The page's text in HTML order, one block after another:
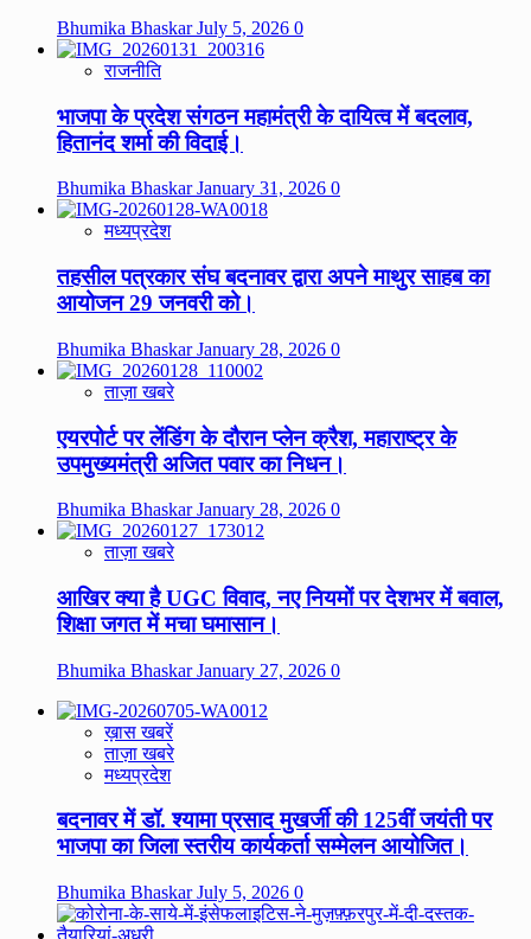
Bhumika BhaskarJuly 5, 2026 0
राजनीति
भाजपा के प्रदेश संगठन महामंत्री के दायित्व में बदलाव,
हितानंद शर्मा की विदाई।
Bhumika BhaskarJanuary 31, 2026 0
मध्यप्रदेश
तहसील पत्रकार संघ बदनावर द्वारा अपने माथुर साहब का
आयोजन 29 जनवरी को।
Bhumika BhaskarJanuary 28, 2026 0
ताज़ा खबरे
एयरपोर्ट पर लेंडिंग के दौरान प्लेन क्रैश, महाराष्ट्र के
उपमुख्यमंत्री अजित पवार का निधन।
Bhumika BhaskarJanuary 28, 2026 0
ताज़ा खबरे
आखिर क्या है UGC विवाद, नए नियमों पर देशभर में बवाल,
शिक्षा जगत में मचा घमासान।
Bhumika BhaskarJanuary 27, 2026 0
ख़ास खबरें
ताज़ा खबरे
मध्यप्रदेश
बदनावर में डॉ. श्यामा प्रसाद मुखर्जी की 125वीं जयंती पर
भाजपा का जिला स्तरीय कार्यकर्ता सम्मेलन आयोजित।
Bhumika BhaskarJuly 5, 2026 0